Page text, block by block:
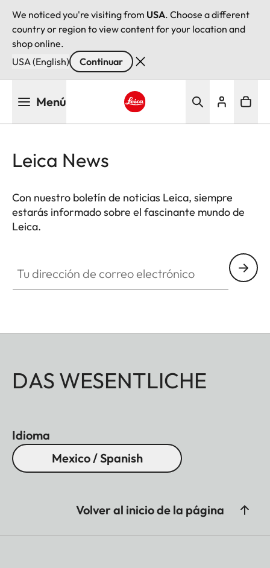
We noticed you're visiting from USA. Choose a different
country or region to view content for your location and
shop online.
USA (English)
Continuar
Menú
Leica News
Con nuestro boletín de noticias Leica, siempre
estarás informado sobre el fascinante mundo de
Leica.
DAS WESENTLICHE
Idioma
Mexico / Spanish
Volver al inicio de la página